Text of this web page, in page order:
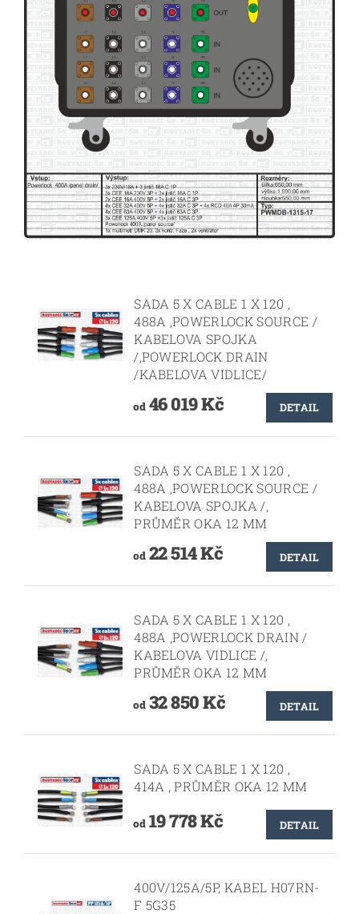
SADA 5 X CABLE 1 X 120 ,
488A ,POWERLOCK SOURCE /
KABELOVA SPOJKA
/,POWERLOCK DRAIN
/KABELOVA VIDLICE/
od46 019 Kč DETAIL
SADA 5 X CABLE 1 X 120 ,
488A ,POWERLOCK SOURCE /
KABELOVA SPOJKA /,
PRŮMĚR OKA 12 MM
od22 514 Kč DETAIL
SADA 5 X CABLE 1 X 120 ,
488A ,POWERLOCK DRAIN /
KABELOVA VIDLICE /,
PRŮMĚR OKA 12 MM
od32 850 Kč DETAIL
SADA 5 X CABLE 1 X 120 ,
414A , PRŮMĚR OKA 12 MM
od19 778 Kč DETAIL
400V/125A/5P, KABEL H07RN-
F 5G35